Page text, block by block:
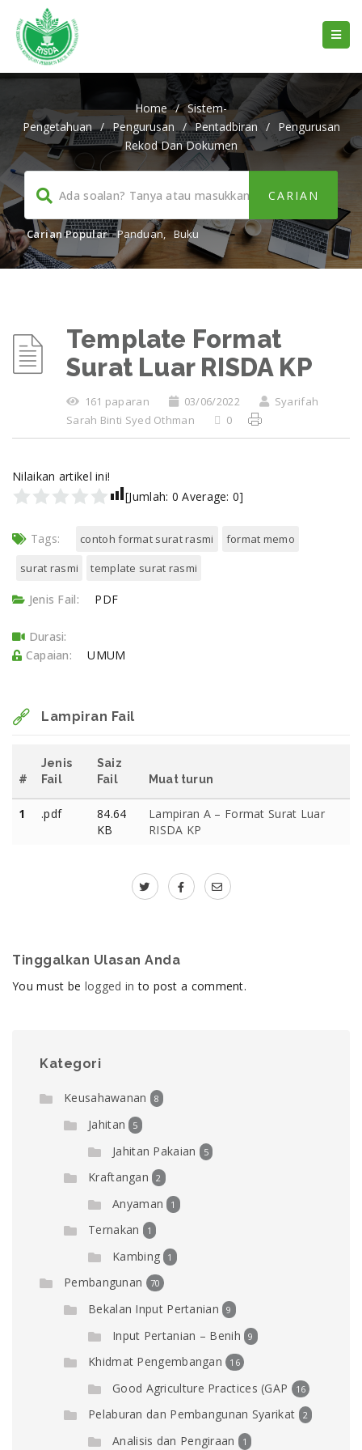
Home / Sistem-
Pengetahuan / Pengurusan / Pentadbiran /
Pengurusan
Rekod Dan Dokumen
Carian Popular Panduan, Buku
Template Format
Surat Luar RISDA KP
161 paparan 03/06/2022
Syarifah
Sarah Binti Syed Othman
0
Nilaikan artikel ini!
[Jumlah: 0 Average:0]
Tags: contoh format surat rasmi
format memo
surat rasmi
template surat rasmi
Jenis Fail: PDF
Durasi:
Capaian:
UMUM
Lampiran Fail
#
Jenis
Fail
Saiz
Fail
Muat turun
1 .pdf
84.64
KB
Lampiran A – Format Surat Luar
RISDA KP
Tinggalkan Ulasan Anda
You must be logged in to post a comment.
Kategori
Keusahawanan 8
Jahitan 5
Jahitan Pakaian 5
Kraftangan 2
Anyaman 1
Ternakan 1
Kambing 1
Pembangunan 70
Bekalan Input Pertanian 9
Input Pertanian – Benih 9
Khidmat Pengembangan 16
Good Agriculture Practices (GAP 16
Pelaburan dan Pembangunan Syarikat 2
Analisis dan Pengiraan 1